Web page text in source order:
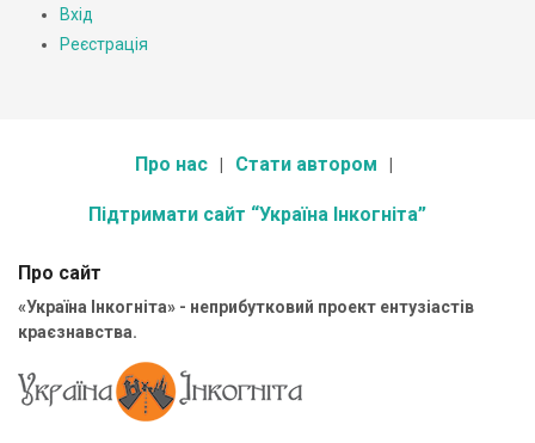
Вхід
Реєстрація
Про нас Стати автором
Підтримати сайт “Україна Інкогніта”
Про сайт
«Україна Інкогніта» - неприбутковий проект ентузіастів
краєзнавства.